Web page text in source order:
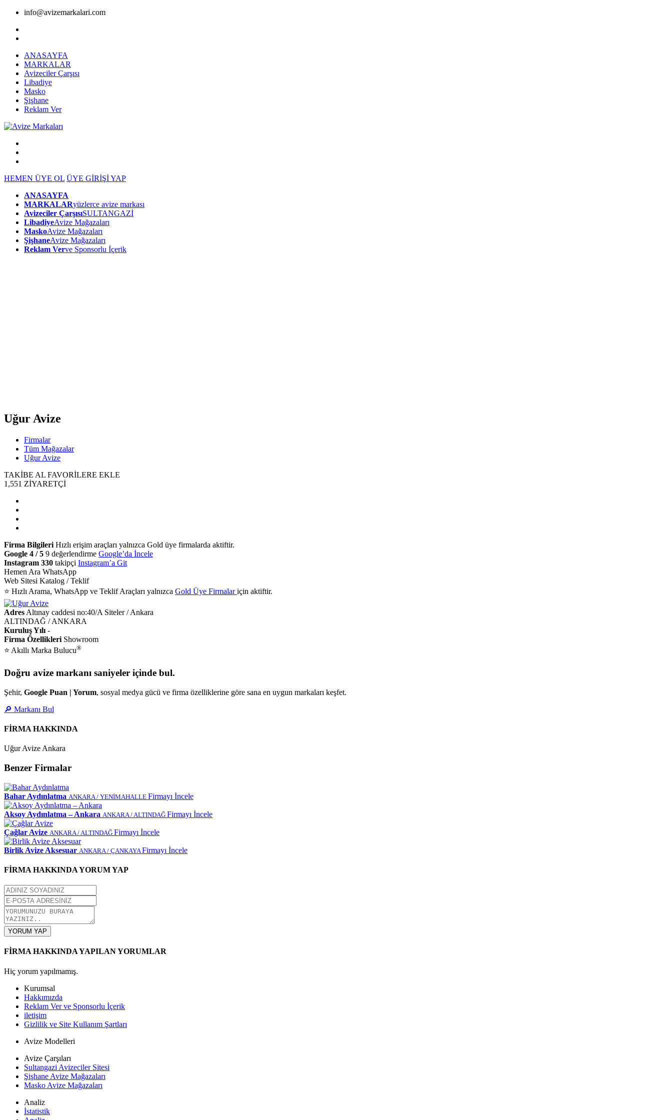
info@avizemarkalari.com
ANASAYFA
MARKALAR
Avizeciler Çarşısı
Libadiye
Masko
Şişhane
Reklam Ver
HEMEN ÜYE OL ÜYE GİRİŞİ YAP
ANASAYFA
MARKALARyüzlerce avize markası
Avizeciler ÇarşısıSULTANGAZİ
LibadiyeAvize Mağazaları
MaskoAvize Mağazaları
ŞişhaneAvize Mağazaları
Reklam Verve Sponsorlu İçerik
Uğur Avize
Firmalar
Tüm Mağazalar
Uğur Avize
TAKİBE AL FAVORİLERE EKLE
1,551 ZİYARETÇİ
Firma Bilgileri Hızlı erişim araçları yalnızca Gold üye firmalarda aktiftir.
Google 4 / 5 9 değerlendirme Google’da İncele
Instagram 330 takipçi Instagram’a Git
Hemen Ara WhatsApp
Web Sitesi Katalog / Teklif
⭐ Hızlı Arama, WhatsApp ve Teklif Araçları yalnızca Gold Üye Firmalariçin aktiftir.
Adres Altınay caddesi no:40/A Siteler / Ankara
ALTINDAĞ / ANKARA
Kuruluş Yılı -
Firma Özellikleri Showroom
⭐ Akıllı Marka Bulucu®
Doğru avize markanı saniyeler içinde bul.
Şehir, Google Puan | Yorum, sosyal medya gücü ve firma özelliklerine göre sana en uygun markaları keşfet.
🔎 Markanı Bul
FİRMA HAKKINDA
Uğur Avize Ankara
Benzer Firmalar
Bahar Aydınlatma ANKARA / YENİMAHALLE Firmayı İncele
Aksoy Aydınlatma – Ankara ANKARA / ALTINDAĞ Firmayı İncele
Çağlar Avize ANKARA / ALTINDAĞ Firmayı İncele
Birlik Avize Aksesuar ANKARA / ÇANKAYA Firmayı İncele
FİRMA HAKKINDA YORUM YAP
YORUM YAP
FİRMA HAKKINDA YAPILAN YORUMLAR
Hiç yorum yapılmamış.
Kurumsal
Hakkımızda
Reklam Ver ve Sponsorlu İçerik
iletişim
Gizlilik ve Site Kullanım Şartları
Avize Modelleri
Avize Çarşıları
Sultangazi Avizeciler Sitesi
Şişhane Avize Mağazaları
Masko Avize Mağazaları
Analiz
İstatistik